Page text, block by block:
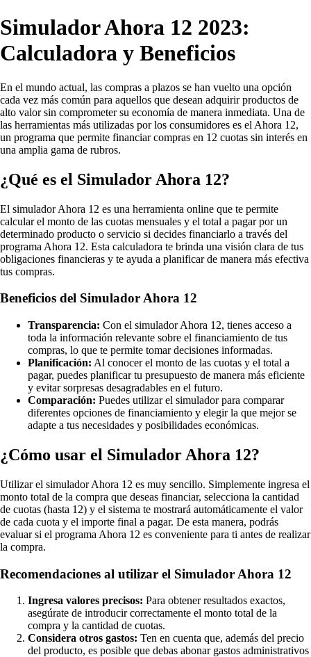
Simulador Ahora 12 2023:
Calculadora y Beneficios
En el mundo actual, las compras a plazos se han vuelto una opción
cada vez más común para aquellos que desean adquirir productos de
alto valor sin comprometer su economía de manera inmediata. Una de
las herramientas más utilizadas por los consumidores es el Ahora 12,
un programa que permite financiar compras en 12 cuotas sin interés en
una amplia gama de rubros.
¿Qué es el Simulador Ahora 12?
El simulador Ahora 12 es una herramienta online que te permite
calcular el monto de las cuotas mensuales y el total a pagar por un
determinado producto o servicio si decides financiarlo a través del
programa Ahora 12. Esta calculadora te brinda una visión clara de tus
obligaciones financieras y te ayuda a planificar de manera más efectiva
tus compras.
Beneficios del Simulador Ahora 12
Transparencia: Con el simulador Ahora 12, tienes acceso a
toda la información relevante sobre el financiamiento de tus
compras, lo que te permite tomar decisiones informadas.
Planificación: Al conocer el monto de las cuotas y el total a
pagar, puedes planificar tu presupuesto de manera más eficiente
y evitar sorpresas desagradables en el futuro.
Comparación: Puedes utilizar el simulador para comparar
diferentes opciones de financiamiento y elegir la que mejor se
adapte a tus necesidades y posibilidades económicas.
¿Cómo usar el Simulador Ahora 12?
Utilizar el simulador Ahora 12 es muy sencillo. Simplemente ingresa el
monto total de la compra que deseas financiar, selecciona la cantidad
de cuotas (hasta 12) y el sistema te mostrará automáticamente el valor
de cada cuota y el importe final a pagar. De esta manera, podrás
evaluar si el programa Ahora 12 es conveniente para ti antes de realizar
la compra.
Recomendaciones al utilizar el Simulador Ahora 12
Ingresa valores precisos: Para obtener resultados exactos,
asegúrate de introducir correctamente el monto total de la
compra y la cantidad de cuotas.
Considera otros gastos: Ten en cuenta que, además del precio
del producto, es posible que debas abonar gastos administrativos